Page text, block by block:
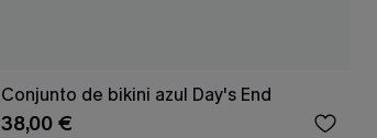
Conjunto de bikini azul Day's End
38,00 €